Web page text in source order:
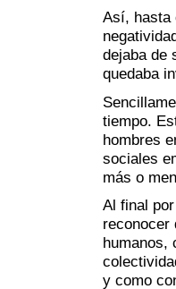
Así, hasta
dejaba de
quedaba
tiempo.
hombres
sociales
más o
Al final
reconocer
humanos,
y como